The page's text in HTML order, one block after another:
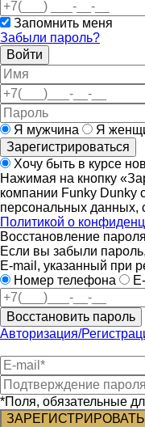
Запомнить меня
Забыли пароль?
Войти
Я мужчина
Я
Зарегистрироваться
Хочу быть в курсе
Нажимая на кнопку
компании Funky Dunky
персональных данных,
Политикой о
Восстановление пароля
Если вы забыли
E-mail, указанный при
Номер телефона
Восстановить пароль
Авторизация/
*Поля, обязательные